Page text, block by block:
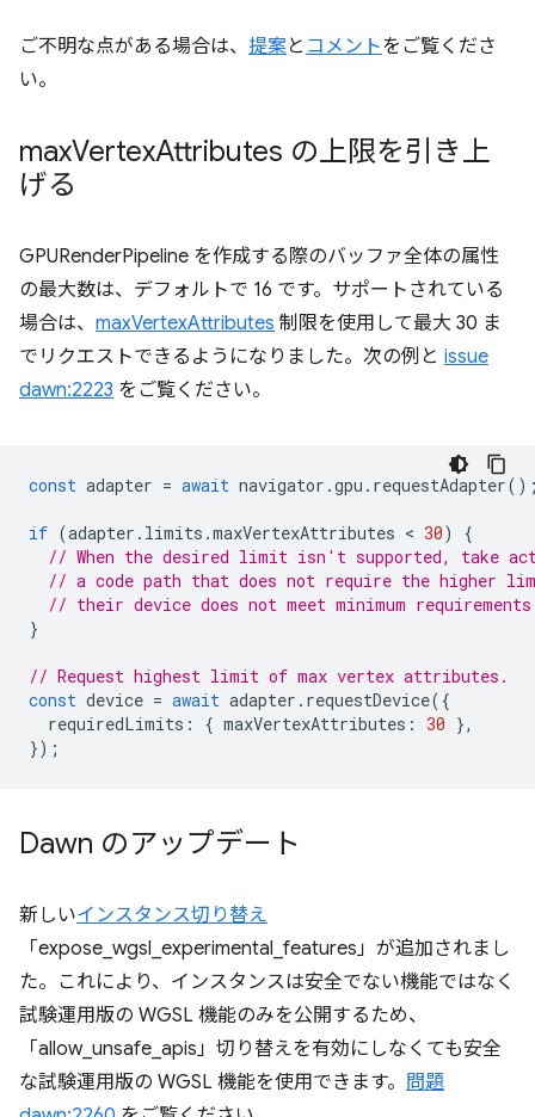
ご不明な点がある場合は、 提案と コメントをご覧くださ
い。
maxVertexAttributes の上限を引き上
げる
GPURenderPipeline を作成する際のバッファ全体の属性
の最大数は、デフォルトで 16 です。サポートされている
場合は、 maxVertexAttributes 制限を使用して最大 30 ま
でリクエストできるようになりました。次の例と issue
dawn:2223 をご覧ください。
const adapter = await navigator .gpu . requestAdapter
if (adapter . limits .maxVertexAttributes < 30)
{
// When the desired limit isn't supported, take
// a code path that does not require the higher
// their device does not meet minimum
}
// Request highest limit of max vertex attributes.
const device = await adapter . requestDevice({
requiredLimits : { maxVertexAttributes : 30 },
});
Dawn のアップデート
新しいインスタンス切り替え
「expose_wgsl_experimental_features」が追加されまし
た。これにより、インスタンスは安全でない機能ではなく
試験運用版の WGSL 機能のみを公開するため、
「allow_unsafe_apis」切り替えを有効にしなくても安全
な試験運用版の WGSL 機能を使用できます。 問題